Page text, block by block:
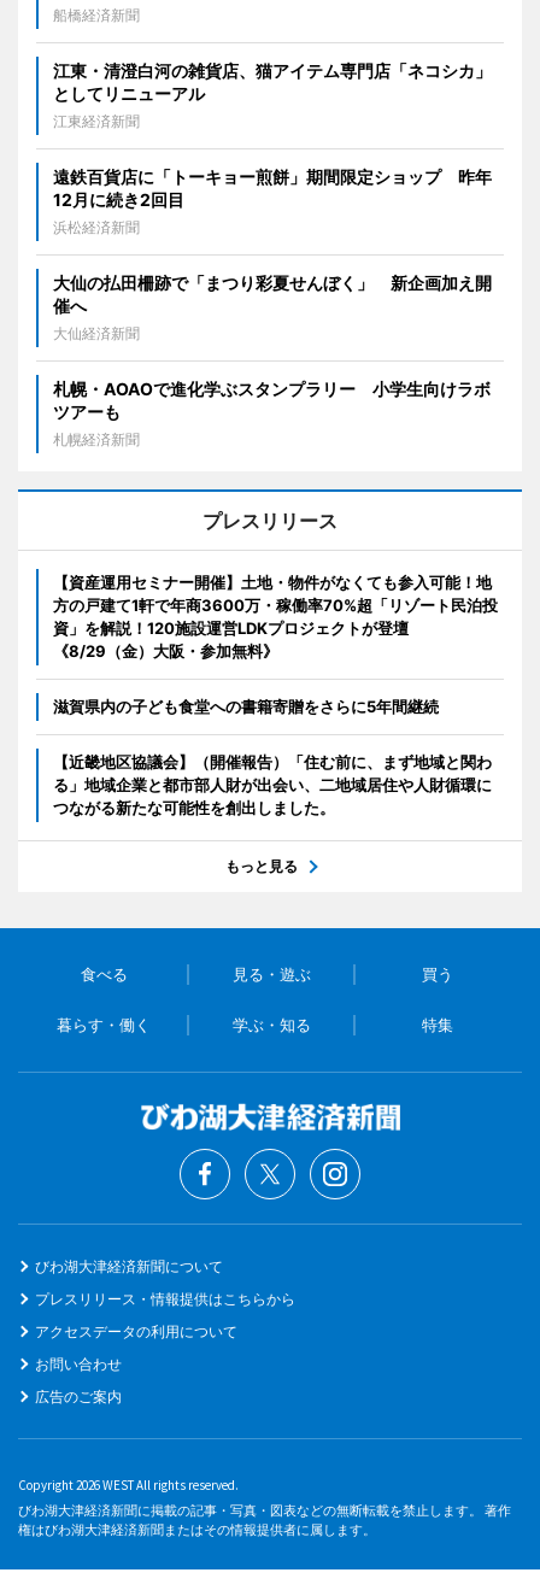
船橋経済新聞
江東・清澄白河の雑貨店、猫アイテム専門店「ネコシカ」
としてリニューアル
江東経済新聞
遠鉄百貨店に「トーキョー煎餅」期間限定ショップ 昨年
12月に続き2回目
浜松経済新聞
大仙の払田柵跡で「まつり彩夏せんぼく」 新企画加え開
催へ
大仙経済新聞
札幌・AOAOで進化学ぶスタンプラリー 小学生向けラボ
ツアーも
札幌経済新聞
プレスリリース
【資産運用セミナー開催】土地・物件がなくても参入可能！地
方の戸建て1軒で年商3600万・稼働率70%超「リゾート民泊投
資」を解説！120施設運営LDKプロジェクトが登壇
《8/29（金）大阪・参加無料》
滋賀県内の子ども食堂への書籍寄贈をさらに5年間継続
【近畿地区協議会】（開催報告）「住む前に、まず地域と関わ
る」地域企業と都市部人財が出会い、二地域居住や人財循環に
つながる新たな可能性を創出しました。
もっと見る
食べる 見る・遊ぶ 買う
暮らす・働く 学ぶ・知る 特集
びわ湖大津経済新聞について
プレスリリース・情報提供はこちらから
アクセスデータの利用について
お問い合わせ
広告のご案内
Copyright 2026 WEST All rights reserved.
びわ湖大津経済新聞に掲載の記事・写真・図表などの無断転載を禁止します。 著作
権はびわ湖大津経済新聞またはその情報提供者に属します。